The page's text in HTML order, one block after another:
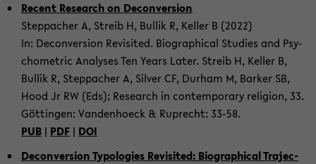
Re­cent Re­search on De­con­ver­sion
Step­pacher A, Streib H, Bul­lik R, Keller B (2022)
In: De­con­ver­sion Re­vis­ited. Bi­o­graph­i­cal Stud­ies and Psy­
cho­me­t­ric Analy­ses Ten Years Later. Streib H, Keller B,
Bul­lik R, Step­pacher A, Sil­ver CF, Durham M, Barker SB,
Hood Jr RW (Eds); Re­search in con­tem­po­rary re­li­gion, 33.
Göttin­gen: Van­den­hoeck & Ruprecht: 33-58.
PUB | PDF | DOI
De­con­ver­sion Ty­polo­gies Re­vis­ited: Bi­o­graph­i­cal Tra­jec­